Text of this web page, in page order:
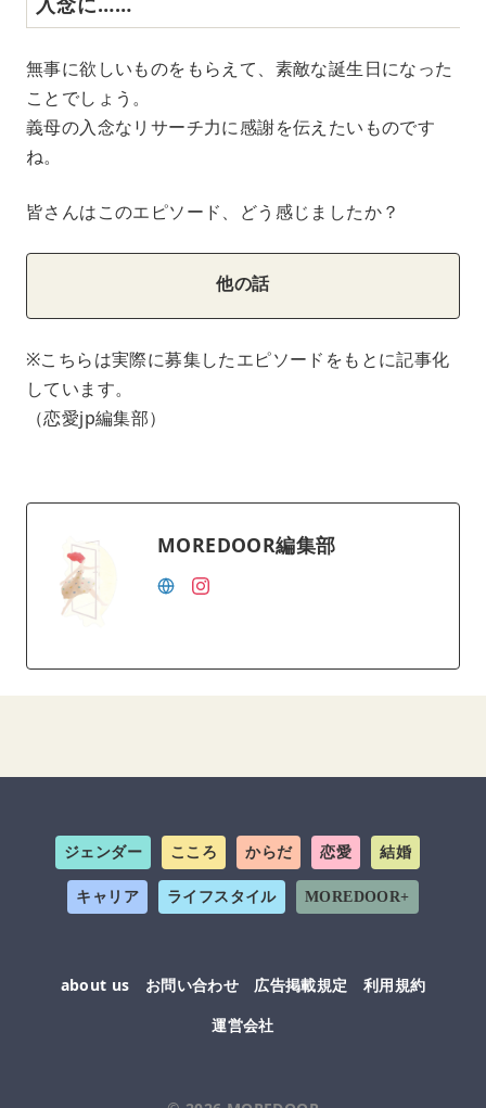
無事に欲しいものをもらえて、素敵な誕生日になった
ことでしょう。
義母の入念なリサーチ力に感謝を伝えたいものです
ね。
皆さんはこのエピソード、どう感じましたか？
他の話
※こちらは実際に募集したエピソードをもとに記事化
しています。
（恋愛jp編集部）
MOREDOOR編集部
ジェンダー こころ からだ 恋愛 結婚
キャリア ライフスタイル MOREDOOR+
about us お問い合わせ 広告掲載規定
利用規約
運営会社